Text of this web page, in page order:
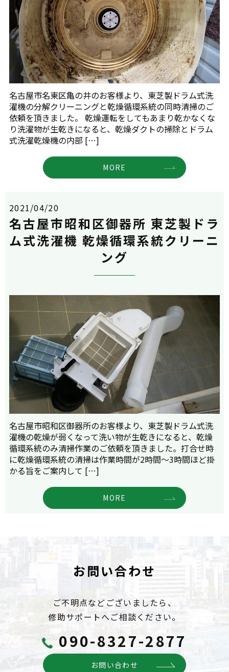
名古屋市名東区亀の井のお客様より、東芝製ドラム式洗
濯機の分解クリーニングと乾燥循環系統の同時清掃のご
依頼を頂きました。 乾燥運転をしてもあまり乾かなくな
り洗濯物が生乾きになると、乾燥ダクトの掃除とドラム
式洗濯乾燥機の内部 […]
MORE
2021/04/20
名古屋市昭和区御器所 東芝製ドラ
ム式洗濯機 乾燥循環系統クリーニ
ング
名古屋市昭和区御器所のお客様より、東芝製ドラム式洗
濯機の乾燥が弱くなって洗い物が生乾きになると、乾燥
循環系統のみ清掃作業のご依頼を頂きました。打合せ時
に乾燥循環系統の清掃は作業時間が2時間～3時間ほど掛
かる旨をご案内して […]
MORE
お問い合わせ
ご不明点などございましたら、
修助サポートへご相談ください。
090-8327-2877
お問い合わせ